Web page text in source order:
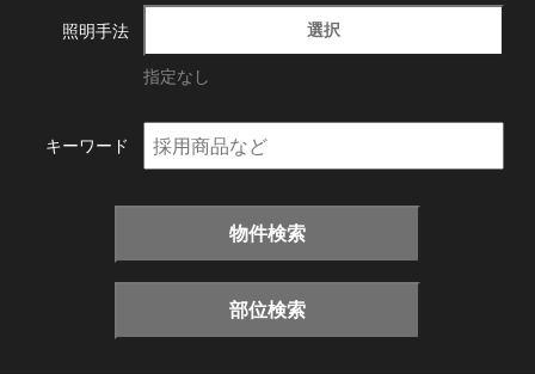
照明手法 選択
指定なし
キーワード
物件検索
部位検索